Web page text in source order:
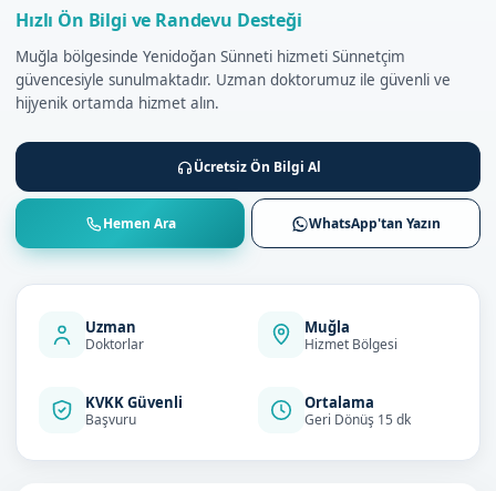
Hızlı Ön Bilgi ve Randevu Desteği
Muğla bölgesinde Yenidoğan Sünneti hizmeti Sünnetçim
güvencesiyle sunulmaktadır. Uzman doktorumuz ile güvenli ve
hijyenik ortamda hizmet alın.
Ücretsiz Ön Bilgi Al
Hemen Ara WhatsApp'tan Yazın
Uzman
Doktorlar
Muğla
Hizmet Bölgesi
KVKK Güvenli
Başvuru
Ortalama
Geri Dönüş 15 dk